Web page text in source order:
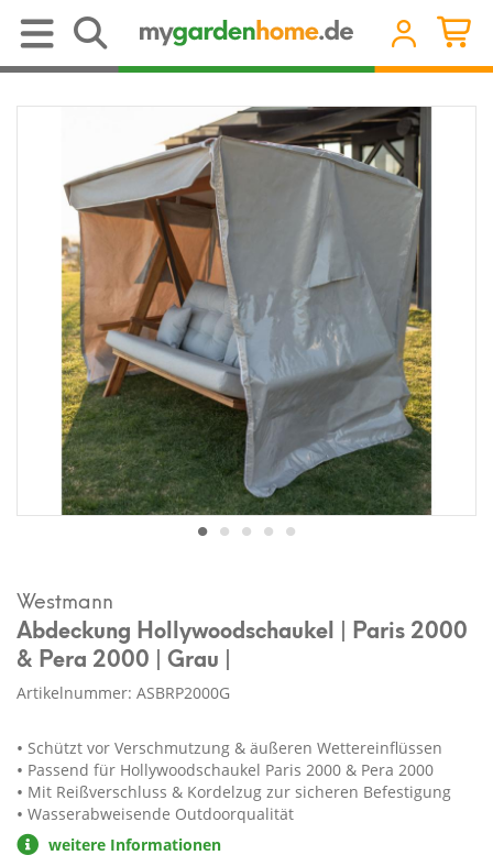
Westmann
Abdeckung Hollywoodschaukel | Paris 2000
& Pera 2000 | Grau |
Artikelnummer: ASBRP2000G
Schützt vor Verschmutzung & äußeren Wettereinflüssen
Passend für Hollywoodschaukel Paris 2000 & Pera 2000
Mit Reißverschluss & Kordelzug zur sicheren Befestigung
Wasserabweisende Outdoorqualität
weitere Informationen